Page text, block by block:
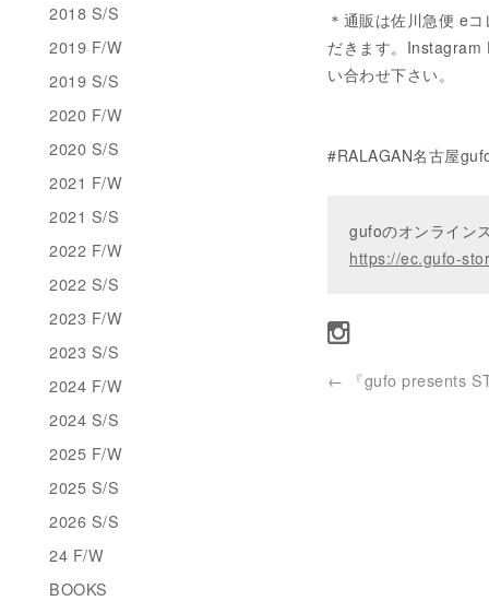
＊通販は佐川急便 e
だきます。
い合わせ下さい。
#RALAGAN名古屋
gufoのオンライン
https://ec.gufo-
← 『gufo presents
2018 S/S
2019 F/W
2019 S/S
2020 F/W
2020 S/S
2021 F/W
2021 S/S
2022 F/W
2022 S/S
2023 F/W
2023 S/S
2024 F/W
2024 S/S
2025 F/W
2025 S/S
2026 S/S
24 F/W
BOOKS